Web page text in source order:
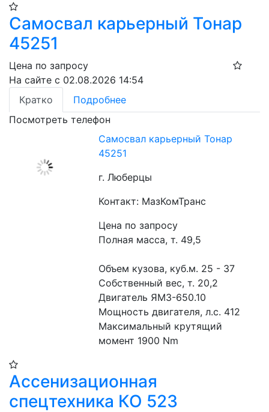
Самосвал карьерный Тонар
45251
Цена по запросу
На сайте с 02.08.2026 14:54
Кратко
Подробнее
Посмотреть телефон
Самосвал карьерный Тонар
45251
г. Люберцы
Контакт: МазКомТранс
Цена по запросу
Полная масса, т. 49,5
Объем кузова, куб.м. 25 - 37
Собственный вес, т. 20,2
Двигатель ЯМЗ-650.10
Мощность двигателя, л.с. 412
Максимальный крутящий
момент 1900 Nm
Ассенизационная
спецтехника КО 523